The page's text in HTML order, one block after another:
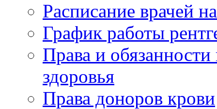
Расписание врачей
График работы
Права и
здоровья
Права доноров крови